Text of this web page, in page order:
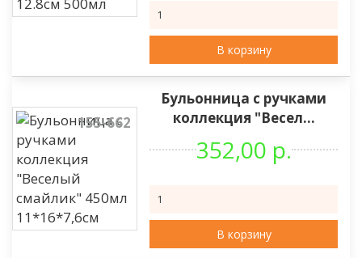
В корзину
155-662
Бульонница с ручками
коллекция "Весел...
352,00 р.
В корзину